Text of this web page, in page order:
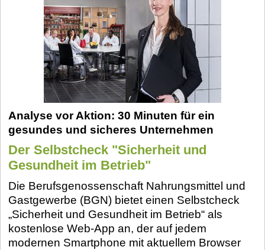
Analyse vor Aktion: 30 Minuten für ein
gesundes und sicheres Unternehmen
Der Selbstcheck "Sicherheit und
Gesundheit im Betrieb"
Die Berufsgenossenschaft Nahrungsmittel und
Gastgewerbe (BGN) bietet einen Selbstcheck
„Sicherheit und Gesundheit im Betrieb“ als
kostenlose Web-App an, der auf jedem
modernen Smartphone mit aktuellem Browser